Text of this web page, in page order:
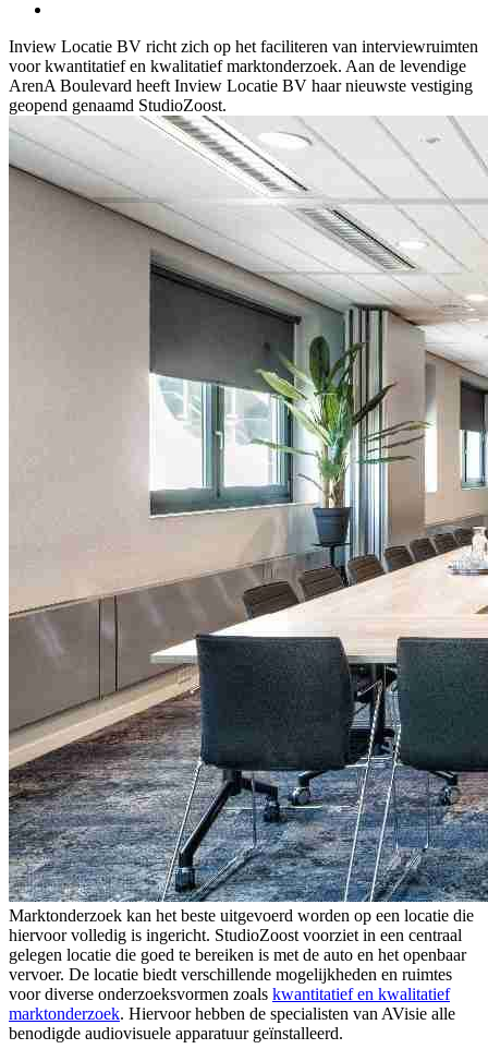
Inview Locatie BV richt zich op het faciliteren van interviewruimten
voor kwantitatief en kwalitatief marktonderzoek. Aan de levendige
ArenA Boulevard heeft Inview Locatie BV haar nieuwste vestiging
geopend genaamd StudioZoost.
Marktonderzoek kan het beste uitgevoerd worden op een locatie die
hiervoor volledig is ingericht. StudioZoost voorziet in een centraal
gelegen locatie die goed te bereiken is met de auto en het openbaar
vervoer. De locatie biedt verschillende mogelijkheden en ruimtes
voor diverse onderzoeksvormen zoals kwantitatief en kwalitatief
marktonderzoek. Hiervoor hebben de specialisten van AVisie alle
benodigde audiovisuele apparatuur geïnstalleerd.